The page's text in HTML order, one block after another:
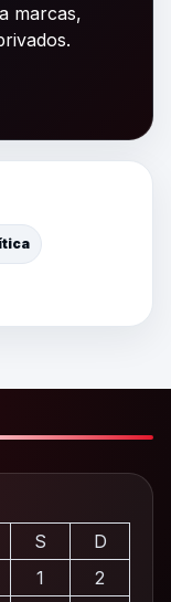
marcas,
S
D
1
2